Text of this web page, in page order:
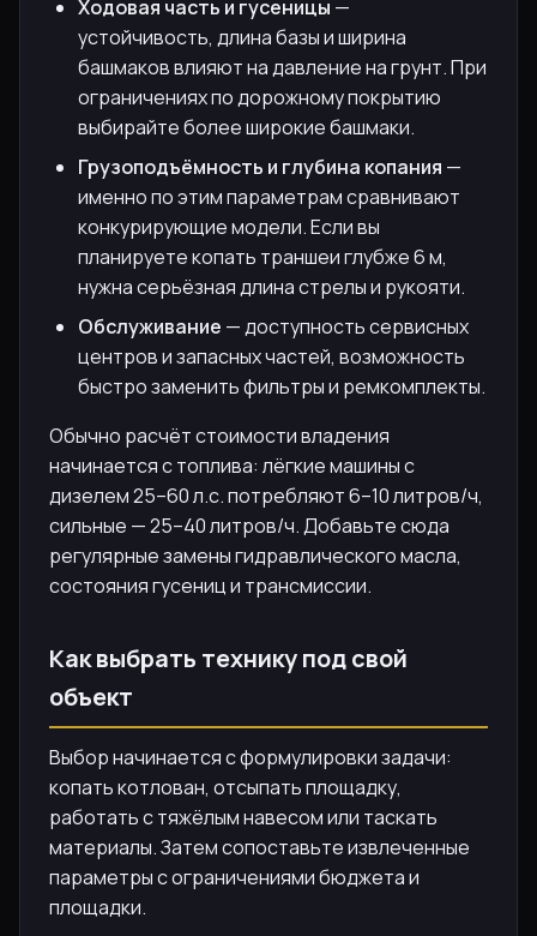
Ходовая часть и гусеницы —
устойчивость, длина базы и ширина
башмаков влияют на давление на грунт. При
ограничениях по дорожному покрытию
выбирайте более широкие башмаки.
Грузоподъёмность и глубина копания —
именно по этим параметрам сравнивают
конкурирующие модели. Если вы
планируете копать траншеи глубже 6 м,
нужна серьёзная длина стрелы и рукояти.
Обслуживание — доступность сервисных
центров и запасных частей, возможность
быстро заменить фильтры и ремкомплекты.
Обычно расчёт стоимости владения
начинается с топлива: лёгкие машины с
дизелем 25–60 л.с. потребляют 6–10 литров/ч,
сильные — 25–40 литров/ч. Добавьте сюда
регулярные замены гидравлического масла,
состояния гусениц и трансмиссии.
Как выбрать технику под свой
объект
Выбор начинается с формулировки задачи:
копать котлован, отсыпать площадку,
работать с тяжёлым навесом или таскать
материалы. Затем сопоставьте извлеченные
параметры с ограничениями бюджета и
площадки.